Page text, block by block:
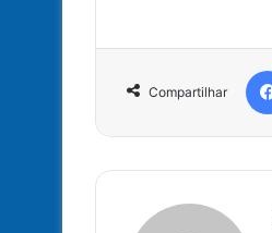
Compartilhar